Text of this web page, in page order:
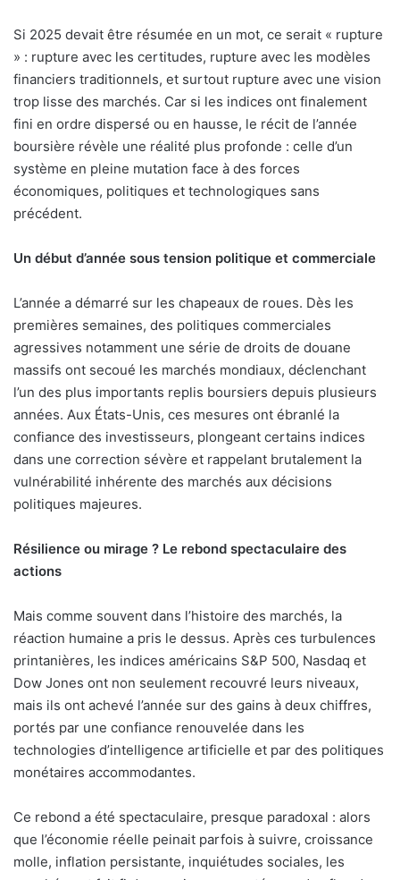
Si 2025 devait être résumée en un mot, ce serait « rupture
» : rupture avec les certitudes, rupture avec les modèles
financiers traditionnels, et surtout rupture avec une vision
trop lisse des marchés. Car si les indices ont finalement
fini en ordre dispersé ou en hausse, le récit de l’année
boursière révèle une réalité plus profonde : celle d’un
système en pleine mutation face à des forces
économiques, politiques et technologiques sans
précédent.
Un début d’année sous tension politique et commerciale
L’année a démarré sur les chapeaux de roues. Dès les
premières semaines, des politiques commerciales
agressives notamment une série de droits de douane
massifs ont secoué les marchés mondiaux, déclenchant
l’un des plus importants replis boursiers depuis plusieurs
années. Aux États-Unis, ces mesures ont ébranlé la
confiance des investisseurs, plongeant certains indices
dans une correction sévère et rappelant brutalement la
vulnérabilité inhérente des marchés aux décisions
politiques majeures.
Résilience ou mirage ? Le rebond spectaculaire des
actions
Mais comme souvent dans l’histoire des marchés, la
réaction humaine a pris le dessus. Après ces turbulences
printanières, les indices américains S&P 500, Nasdaq et
Dow Jones ont non seulement recouvré leurs niveaux,
mais ils ont achevé l’année sur des gains à deux chiffres,
portés par une confiance renouvelée dans les
technologies d’intelligence artificielle et par des politiques
monétaires accommodantes.
Ce rebond a été spectaculaire, presque paradoxal : alors
que l’économie réelle peinait parfois à suivre, croissance
molle, inflation persistante, inquiétudes sociales, les